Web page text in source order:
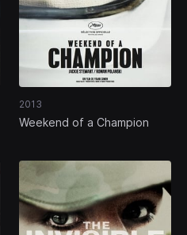
2013
Weekend of a Champion